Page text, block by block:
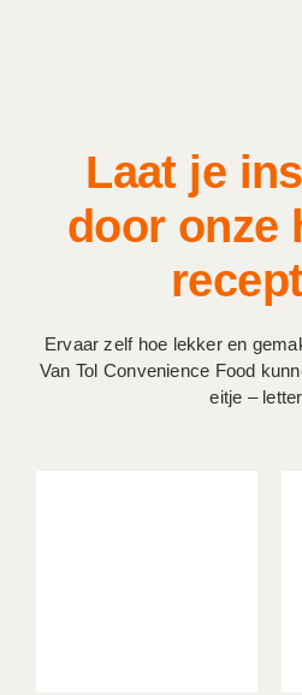
Laat je
door onze
Ervaar zelf hoe lekker en
Van Tol Convenience Food
eitje –